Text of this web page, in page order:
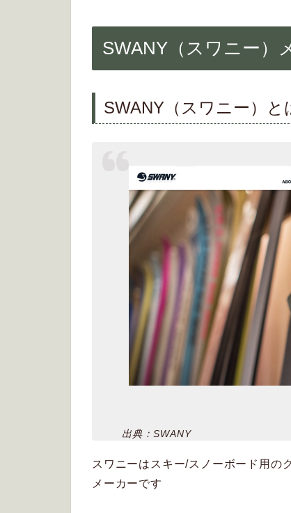
SWANY（スワニー）
SWANY（スワニー）と
出典：SWANY
スワニーはスキー/スノーボード用の
メーカーです